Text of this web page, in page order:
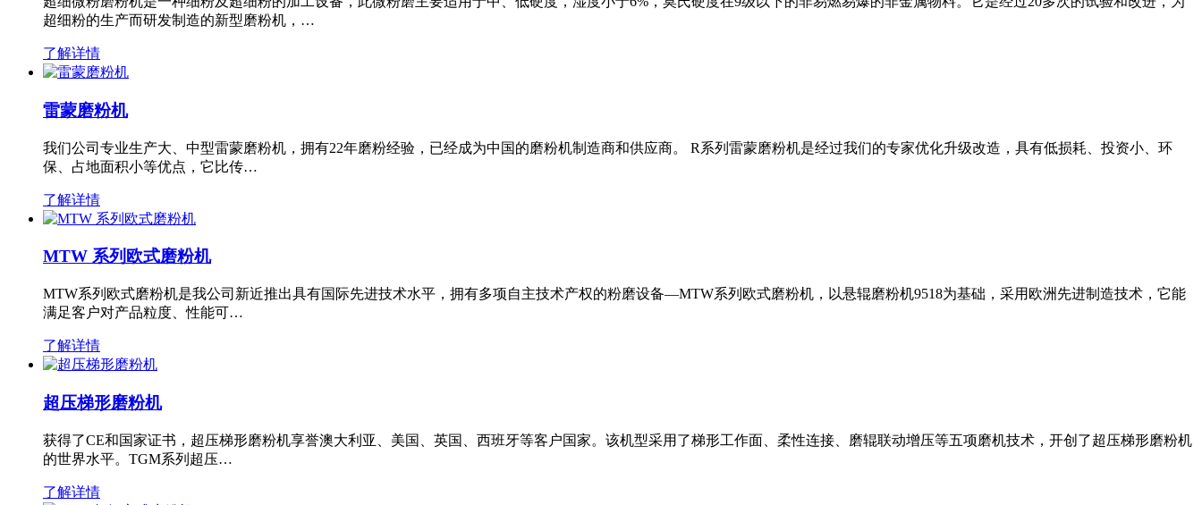
超细粉的生产而研发制造的新型磨粉机，…
了解详情
雷蒙磨粉机
我们公司专业生产大、中型雷蒙磨粉机，拥有22年磨粉经验，已经成为中国的磨粉机制造商和供应商。 R系列雷蒙磨粉机是经过我们的专家优化升级改造，具有低损耗、投资小、环
保、占地面积小等优点，它比传…
了解详情
MTW 系列欧式磨粉机
MTW系列欧式磨粉机是我公司新近推出具有国际先进技术水平，拥有多项自主技术产权的粉磨设备—MTW系列欧式磨粉机，以悬辊磨粉机9518为基础，采用欧洲先进制造技术，它能
满足客户对产品粒度、性能可…
了解详情
超压梯形磨粉机
获得了CE和国家证书，超压梯形磨粉机享誉澳大利亚、美国、英国、西班牙等客户国家。该机型采用了梯形工作面、柔性连接、磨辊联动增压等五项磨机技术，开创了超压梯形磨粉机
的世界水平。TGM系列超压…
了解详情